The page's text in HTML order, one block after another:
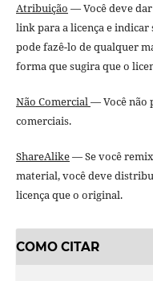
Atribuição — Você deve
link para a licença e indicar
pode fazê-lo de qualquer
forma que sugira que o
Não Comercial— Você não
comerciais.
ShareAlike— Se você
material, você deve
licença que o original.
COMO CITAR